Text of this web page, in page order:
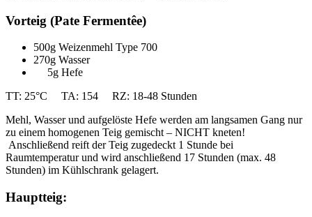
Vorteig (Pate Fermentêe)
500g Weizenmehl Type 700
270g Wasser
5g Hefe
TT: 25°C TA: 154 RZ: 18-48 Stunden
Mehl, Wasser und aufgelöste Hefe werden am langsamen Gang nur
zu einem homogenen Teig gemischt – NICHT kneten!
Anschließend reift der Teig zugedeckt 1 Stunde bei
Raumtemperatur und wird anschließend 17 Stunden (max. 48
Stunden) im Kühlschrank gelagert.
Hauptteig: